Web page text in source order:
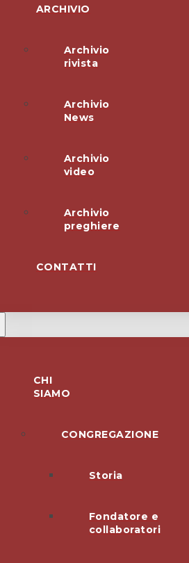
ARCHIVIO
Archivio
rivista
Archivio
News
Archivio
video
Archivio
preghiere
CONTATTI
CHI
SIAMO
CONGREGAZIONE
Storia
Fondatore e
collaboratori